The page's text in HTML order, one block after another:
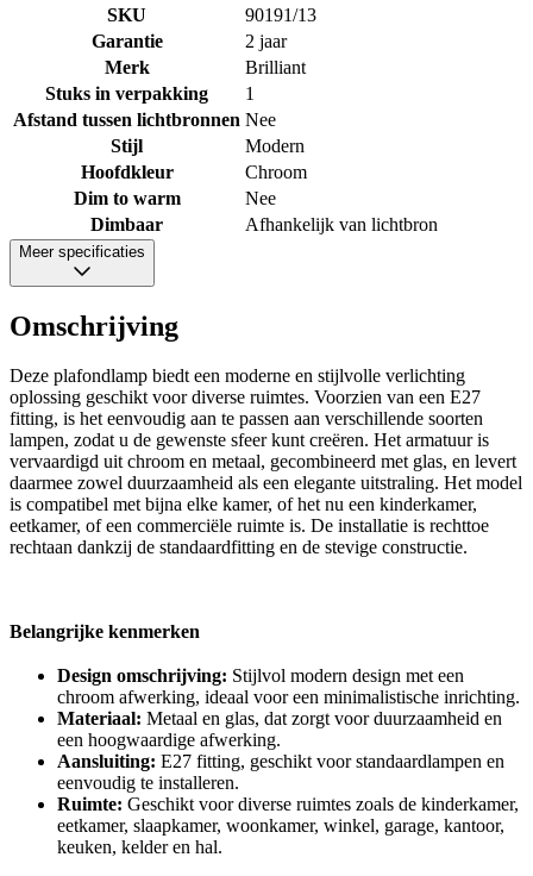
SKU
90191/13
Garantie
2 jaar
Merk
Brilliant
Stuks in verpakking
1
Afstand tussen lichtbronnen Nee
Stijl
Modern
Hoofdkleur
Chroom
Dim to warm
Nee
Dimbaar
Afhankelijk van lichtbron
Meer specificaties
Omschrijving
Deze plafondlamp biedt een moderne en stijlvolle verlichting
oplossing geschikt voor diverse ruimtes. Voorzien van een E27
fitting, is het eenvoudig aan te passen aan verschillende soorten
lampen, zodat u de gewenste sfeer kunt creëren. Het armatuur is
vervaardigd uit chroom en metaal, gecombineerd met glas, en levert
daarmee zowel duurzaamheid als een elegante uitstraling. Het model
is compatibel met bijna elke kamer, of het nu een kinderkamer,
eetkamer, of een commerciële ruimte is. De installatie is rechttoe
rechtaan dankzij de standaardfitting en de stevige constructie.
Belangrijke kenmerken
Design omschrijving: Stijlvol modern design met een
chroom afwerking, ideaal voor een minimalistische inrichting.
Materiaal: Metaal en glas, dat zorgt voor duurzaamheid en
een hoogwaardige afwerking.
Aansluiting: E27 fitting, geschikt voor standaardlampen en
eenvoudig te installeren.
Ruimte: Geschikt voor diverse ruimtes zoals de kinderkamer,
eetkamer, slaapkamer, woonkamer, winkel, garage, kantoor,
keuken, kelder en hal.